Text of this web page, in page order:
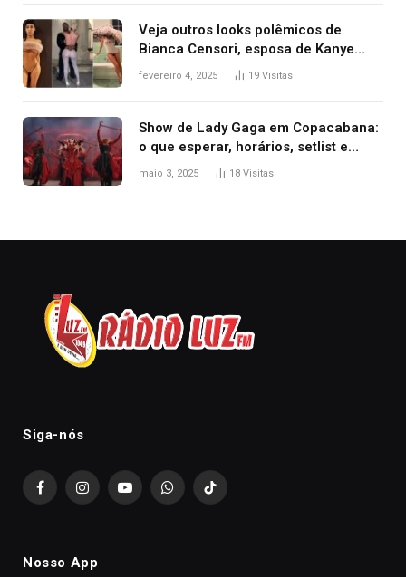
Veja outros looks polêmicos de
Bianca Censori, esposa de Kanye
West que apareceu nua no Grammy
fevereiro 4, 2025 19 Visitas
Show de Lady Gaga em Copacabana:
o que esperar, horários, setlist e
onde assistir
maio 3, 2025 18 Visitas
Siga-nós
FacebookInstagramYouTubeWhatsAppTikTok
Nosso App